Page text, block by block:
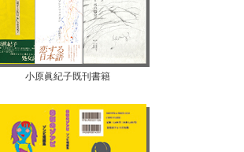
小原眞紀子既刊書籍